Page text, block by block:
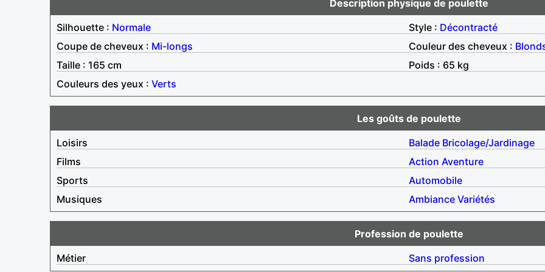
Description physique de poulette
Silhouette : Normale Style : Décontracté
Coupe de cheveux : Mi-longs Couleur des cheveux :
Taille : 165 cm
Poids : 65 kg
Couleurs des yeux : Verts
Les goûts de poulette
Loisirs
Balade Bricolage/Jardinage
Films
Action Aventure
Sports
Automobile
Musiques
Ambiance Variétés
Profession de poulette
Métier
Sans profession